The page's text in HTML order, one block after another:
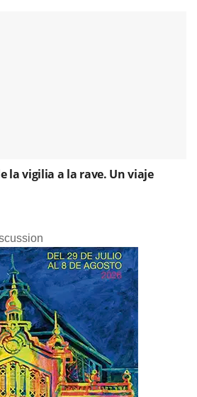
la vigilia a la rave. Un viaje